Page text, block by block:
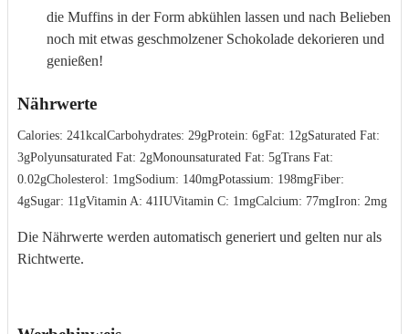
die Muffins in der Form abkühlen lassen und nach Belieben
noch mit etwas geschmolzener Schokolade dekorieren und
genießen!
Nährwerte
Calories: 241kcalCarbohydrates: 29gProtein: 6gFat: 12gSaturated Fat:
3gPolyunsaturated Fat: 2gMonounsaturated Fat: 5gTrans Fat:
0.02gCholesterol: 1mgSodium: 140mgPotassium: 198mgFiber:
4gSugar: 11gVitamin A: 41IUVitamin C: 1mgCalcium: 77mgIron: 2mg
Die Nährwerte werden automatisch generiert und gelten nur als
Richtwerte.